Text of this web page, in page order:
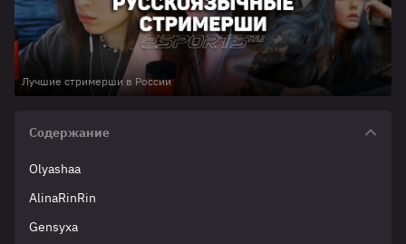
Лучшие стримерши в России
Содержание
Olyashaa
AlinaRinRin
Gensyxa